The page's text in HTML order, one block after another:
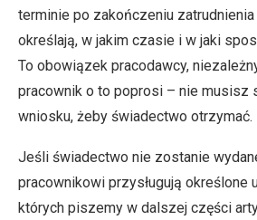
terminie po zakończeniu
określają, w jakim czasie i w jaki
To obowiązek pracodawcy,
pracownik o to poprosi – nie musisz
wniosku, żeby świadectwo otrzymać.
Jeśli świadectwo nie zostanie
pracownikowi przysługują określone
których piszemy w dalszej części